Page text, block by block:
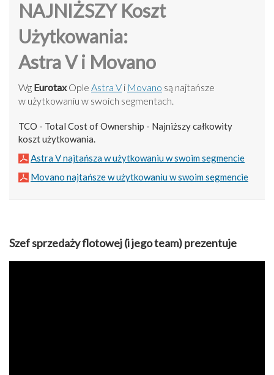
NAJNIŻSZY Koszt
Użytkowania:
Astra V i Movano
Wg EurotaxOple Astra V i Movano są najtańsze
w użytkowaniu w swoich segmentach.
TCO - Total Cost of Ownership - Najniższy całkowity
koszt użytkowania.
Astra V najtańsza w użytkowaniu w swoim segmencie
Movano najtańsze w użytkowaniu w swoim segmencie
Szef sprzedaży flotowej (i jego team) prezentuje